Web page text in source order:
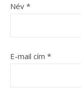
Név *
E-mail cím *